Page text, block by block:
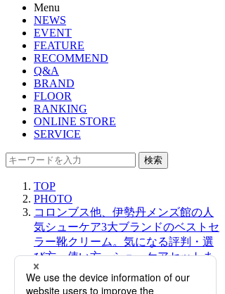
Menu
NEWS
EVENT
FEATURE
RECOMMEND
Q&A
BRAND
FLOOR
RANKING
ONLINE STORE
SERVICE
検索
TOP
PHOTO
コロンブス他、伊勢丹メンズ館の人
気シューケア3大ブランドのベストセ
ラー靴クリーム。気になる評判・選
び方・使い方・シューケアセットま
で一挙ご紹介【2025年12月更新】